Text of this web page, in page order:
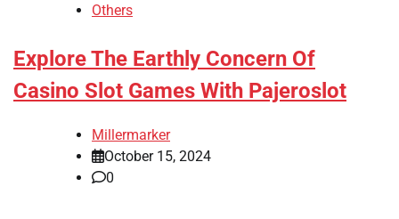
Others
Explore The Earthly Concern Of
Casino Slot Games With Pajeroslot
Millermarker
October 15, 2024
0